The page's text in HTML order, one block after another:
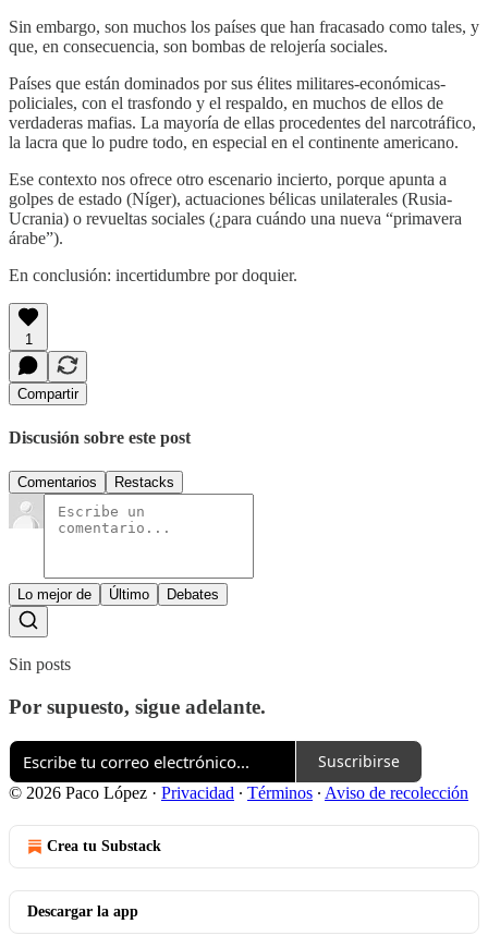
Sin embargo, son muchos los países que han fracasado como tales, y
que, en consecuencia, son bombas de relojería sociales.
Países que están dominados por sus élites militares-económicas-
policiales, con el trasfondo y el respaldo, en muchos de ellos de
verdaderas mafias. La mayoría de ellas procedentes del narcotráfico,
la lacra que lo pudre todo, en especial en el continente americano.
Ese contexto nos ofrece otro escenario incierto, porque apunta a
golpes de estado (Níger), actuaciones bélicas unilaterales (Rusia-
Ucrania) o revueltas sociales (¿para cuándo una nueva “primavera
árabe”).
En conclusión: incertidumbre por doquier.
1
Compartir
Discusión sobre este post
Comentarios Restacks
Lo mejor de Último Debates
Sin posts
Por supuesto, sigue adelante.
Suscribirse
© 2026 Paco López · Privacidad ∙ Términos ∙ Aviso de recolección
Crea tu Substack
Descargar la app